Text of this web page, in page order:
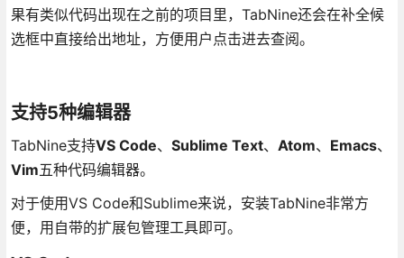
果有类似代码出现在之前的项目里，TabNine还会在补全候
选框中直接给出地址，方便用户点击进去查阅。
支持5种编辑器
TabNine支持VS Code、 Sublime Text、 Atom、 Emacs、
Vim五种代码编辑器。
对于使用VS Code和Sublime来说，安装TabNine非常方
便，用自带的扩展包管理工具即可。